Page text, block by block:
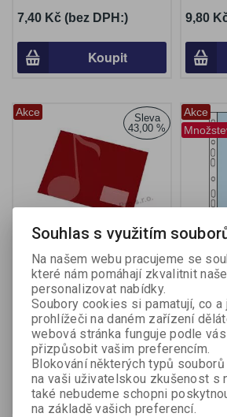
7,40 Kč (bez DPH:)
Koupit
9,80
Akce
Sleva
43,00 %
Papírny Brno sešit školní
notový 16 listů
Výrobce:Papírny Brno
Katalogové číslo:060050
11,40 Kč (bez DPH:) 20 Kč
Koupit
Akce
čirý /
89 Kč
Souhlas s využitím
Na našem webu pracujeme se
které nám pomáhají zkvalitnit
personalizovat nabídky.
Soubory cookies si pamatují, co a
prohlížeči na daném zařízení
webová stránka funguje podle
přizpůsobit vašim preferencím.
Blokování některých typů
na vaši uživatelskou zkušenost s
také nebudeme schopni
na základě vašich preferencí.